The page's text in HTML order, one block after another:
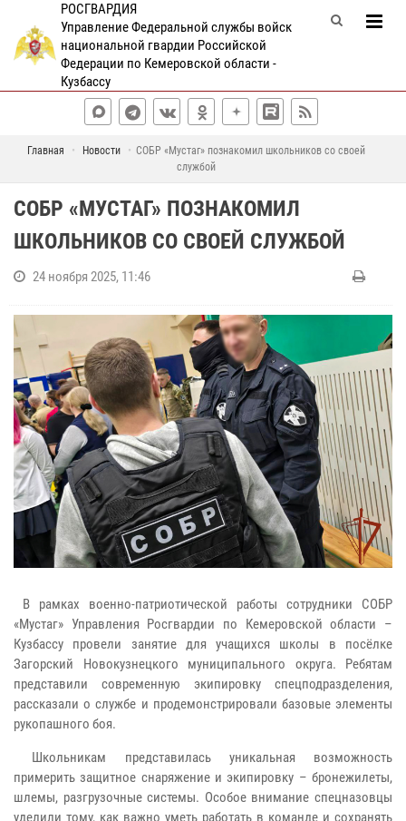
РОСГВАРДИЯ
Управление Федеральной службы войск
национальной гвардии Российской
Федерации по Кемеровской области -
Кузбассу
Главная Новости
СОБР «Мустаг» познакомил школьников со своей
службой
СОБР «МУСТАГ» ПОЗНАКОМИЛ
ШКОЛЬНИКОВ СО СВОЕЙ СЛУЖБОЙ
24 ноября 2025, 11:46
В рамках военно-патриотической работы сотрудники СОБР
«Мустаг» Управления Росгвардии по Кемеровской области –
Кузбассу провели занятие для учащихся школы в посёлке
Загорский Новокузнецкого муниципального округа. Ребятам
представили современную экипировку спецподразделения,
рассказали о службе и продемонстрировали базовые элементы
рукопашного боя.
Школьникам представилась уникальная возможность
примерить защитное снаряжение и экипировку – бронежилеты,
шлемы, разгрузочные системы. Особое внимание спецназовцы
уделили тому, как важно уметь работать в команде и сохранять